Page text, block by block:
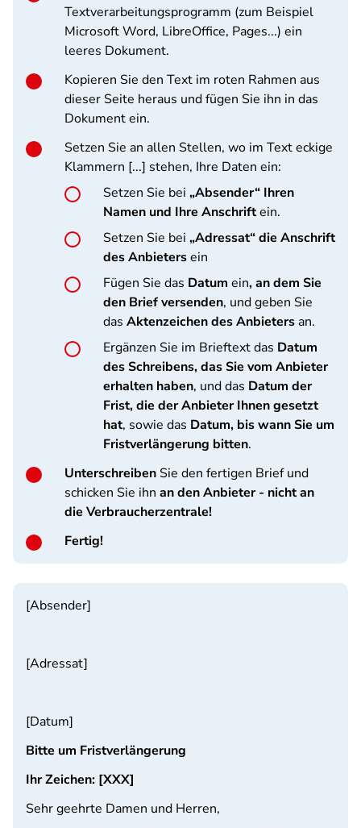
Textverarbeitungsprogramm (zum Beispiel
Microsoft Word, LibreOffice, Pages...) ein
leeres Dokument.
Kopieren Sie den Text im roten Rahmen aus
dieser Seite heraus und fügen Sie ihn in das
Dokument ein.
Setzen Sie an allen Stellen, wo im Text eckige
Klammern [...] stehen, Ihre Daten ein:
Setzen Sie bei „Absender“ Ihren
Namen und Ihre Anschriftein.
Setzen Sie bei „Adressat“ die Anschrift
des Anbietersein
Fügen Sie das Datum ein, an dem Sie
den Brief versenden, und geben Sie
das Aktenzeichen des Anbietersan.
Ergänzen Sie im Brieftext das Datum
des Schreibens, das Sie vom Anbieter
erhalten haben, und das Datum der
Frist, die der Anbieter Ihnen gesetzt
hat, sowie das Datum, bis wann Sie um
Fristverlängerung bitten.
Unterschreiben Sie den fertigen Brief und
schicken Sie ihn an den Anbieter - nicht an
die Verbraucherzentrale!
Fertig!
[Absender]
[Adressat]
[Datum]
Bitte um Fristverlängerung
Ihr Zeichen: [XXX]
Sehr geehrte Damen und Herren,